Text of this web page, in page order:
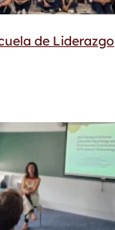
de Liderazgo